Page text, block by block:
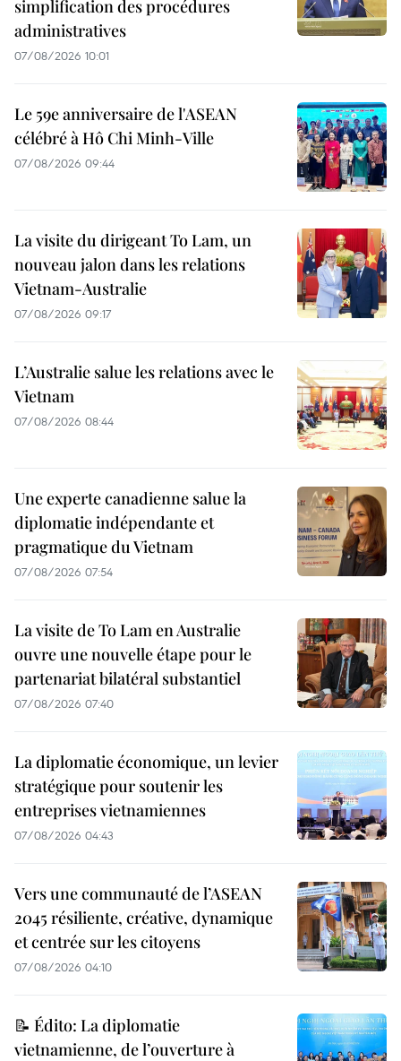
simplification des procédures
administratives
07/08/2026 10:01
Le 59e anniversaire de l'ASEAN
célébré à Hô Chi Minh-Ville
07/08/2026 09:44
La visite du dirigeant To Lam, un
nouveau jalon dans les relations
Vietnam-Australie
07/08/2026 09:17
L’Australie salue les relations avec le
Vietnam
07/08/2026 08:44
Une experte canadienne salue la
diplomatie indépendante et
pragmatique du Vietnam
07/08/2026 07:54
La visite de To Lam en Australie
ouvre une nouvelle étape pour le
partenariat bilatéral substantiel
07/08/2026 07:40
La diplomatie économique, un levier
stratégique pour soutenir les
entreprises vietnamiennes
07/08/2026 04:43
Vers une communauté de l’ASEAN
2045 résiliente, créative, dynamique
et centrée sur les citoyens
07/08/2026 04:10
📝 Édito: La diplomatie
vietnamienne, de l’ouverture à